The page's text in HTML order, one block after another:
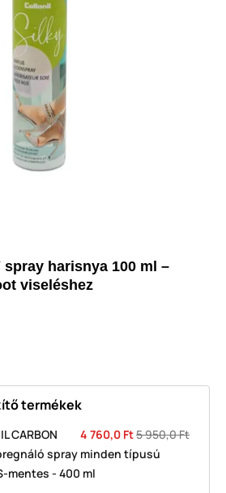
spray harisnya 100 ml –
viseléshez
termékek
4 760,0 Ft5 950,0 Ft
CARBON
spray minden típusú
mentes - 400 ml